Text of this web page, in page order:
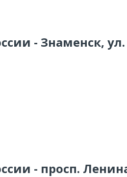
- Знаменск,
- просп.